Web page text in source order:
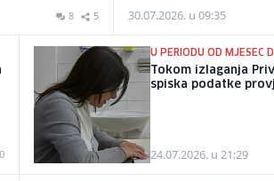
8 5 30.07.2026. u 09:35
U PERIODU OD MJESEC
Tokom izlaganja
spiska podatke
24.07.2026. u 21:29